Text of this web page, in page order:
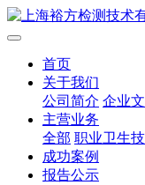
首页
关于我们
公司简介 企业
主营业务
全部 职业卫生
成功案例
报告公示